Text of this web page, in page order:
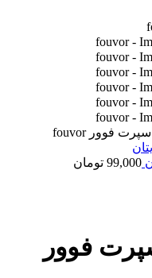
99,000 تومان
اسپرت فوور